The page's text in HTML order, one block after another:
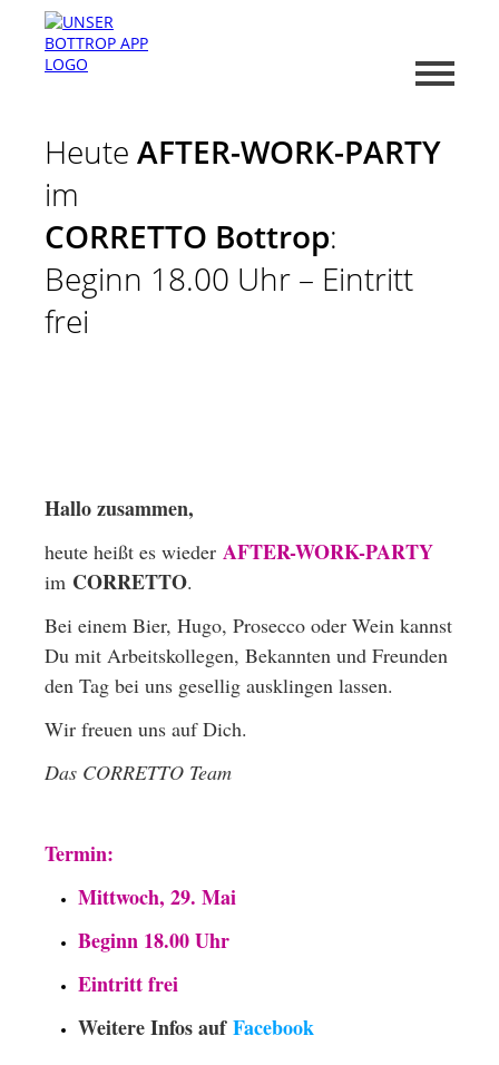
Heute AFTER-WORK-PARTY
im
CORRETTO Bottrop:
Beginn 18.00 Uhr – Eintritt
frei
Hallo zusammen,
heute heißt es wieder AFTER-WORK-PARTY
im CORRETTO.
Bei einem Bier, Hugo, Prosecco oder Wein kannst
Du mit Arbeitskollegen, Bekannten und Freunden
den Tag bei uns gesellig ausklingen lassen.
Wir freuen uns auf Dich.
Das CORRETTO Team
Termin:
Mittwoch, 29. Mai
Beginn 18.00 Uhr
Eintritt frei
Weitere Infos aufFacebook